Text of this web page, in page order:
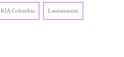
KIA Colombia Lanzamiento